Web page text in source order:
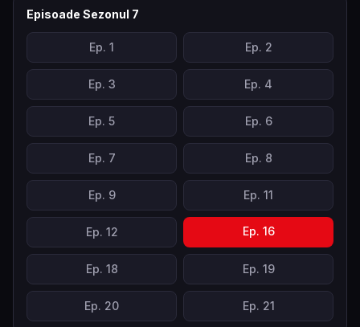
Episoade Sezonul 7
Ep. 1 Ep. 2
Ep. 3 Ep. 4
Ep. 5 Ep. 6
Ep. 7 Ep. 8
Ep. 9 Ep. 11
Ep. 12 Ep. 16
Ep. 18 Ep. 19
Ep. 20 Ep. 21